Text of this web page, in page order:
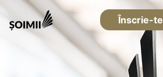
Înscrie-te